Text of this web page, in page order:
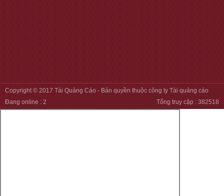
Copyright © 2017 Tài Quảng Cáo - Bản quyền thuộc công ty Tài quảng cáo
Tổng truy cập : 382518
Đang online : 2